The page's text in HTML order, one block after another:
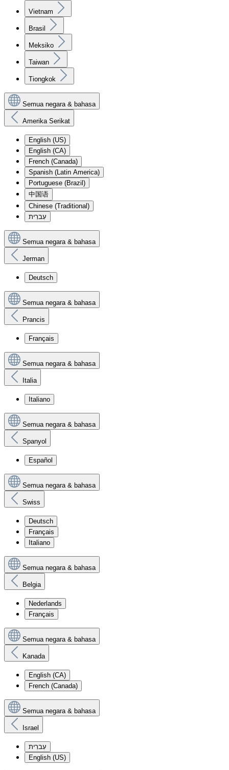
Vietnam
Brasil
Meksiko
Taiwan
Tiongkok
Semua negara & bahasa
Amerika Serikat
English (US)
English (CA)
French (Canada)
Spanish (Latin America)
Portuguese (Brazil)
中国语
Chinese (Traditional)
עִברִית
Semua negara & bahasa
Jerman
Deutsch
Semua negara & bahasa
Prancis
Français
Semua negara & bahasa
Italia
Italiano
Semua negara & bahasa
Spanyol
Español
Semua negara & bahasa
Swiss
Deutsch
Français
Italiano
Semua negara & bahasa
Belgia
Nederlands
Français
Semua negara & bahasa
Kanada
English (CA)
French (Canada)
Semua negara & bahasa
Israel
עִברִית
English (US)